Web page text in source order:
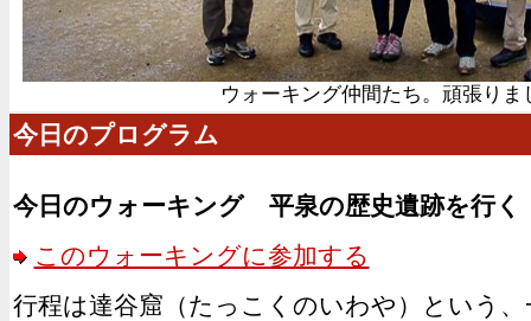
ウォーキング仲間たち。頑張りま
今日のプログラム
今日のウォーキング 平泉の歴史遺跡を行く
このウォーキングに参加する
行程は達谷窟（たっこくのいわや）という